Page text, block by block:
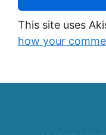
This site uses
how your